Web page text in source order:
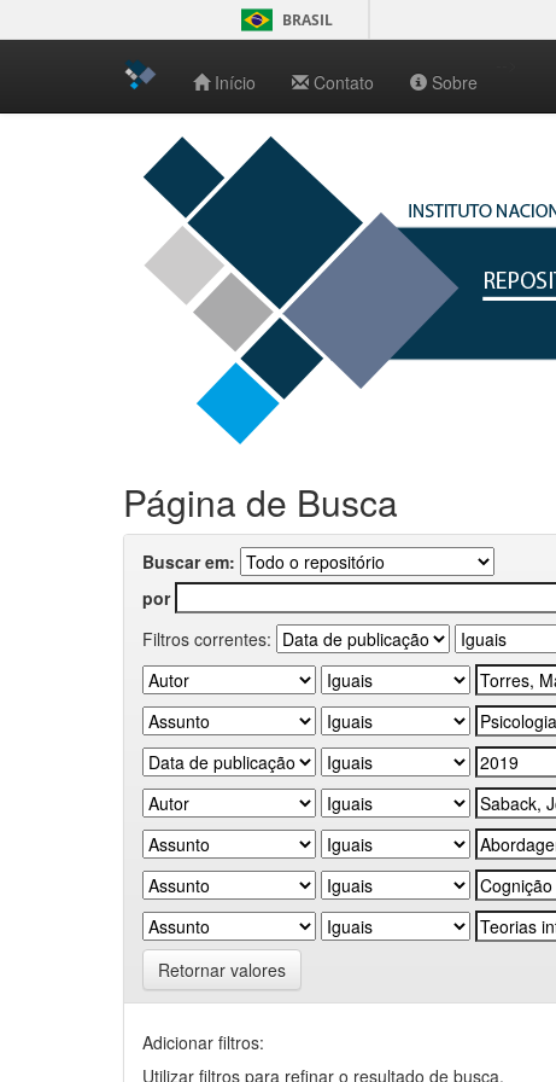
navigation
BRASIL
Início Contato Sobre
Página de Busca
Buscar em:
por
Filtros correntes:
Retornar valores
Adicionar filtros:
Utilizar filtros para refinar o resultado de busca.